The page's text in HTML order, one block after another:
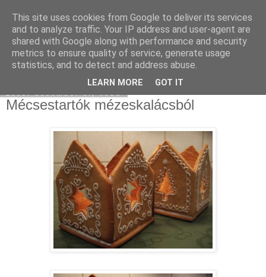
Moha Konyha
Mécsestartók mézeskalácsból
This site uses cookies from Google to deliver its services
and to analyze traffic. Your IP address and user-agent are
shared with Google along with performance and security
metrics to ensure quality of service, generate usage
statistics, and to detect and address abuse.
LEARN MORE GOT IT